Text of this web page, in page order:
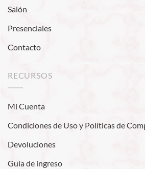
Salón
Presenciales
Contacto
RECURSOS
Mi Cuenta
Condiciones de Uso y Políticas de
Devoluciones
Guía de ingreso